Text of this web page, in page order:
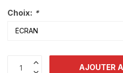
Choix: *
AJOUTER